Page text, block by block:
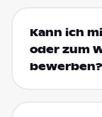
Kann ich
oder zum
bewerben?